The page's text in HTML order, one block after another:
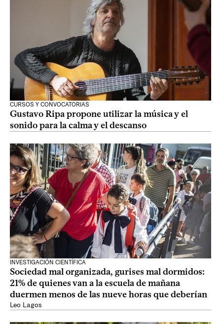
CURSOS Y CONVOCATORIAS
Gustavo Ripa propone utilizar la música y el
sonido para la calma y el descanso
INVESTIGACIÓN CIENTÍFICA
Sociedad mal organizada, gurises mal dormidos:
21% de quienes van a la escuela de mañana
duermen menos de las nueve horas que deberían
Leo Lagos